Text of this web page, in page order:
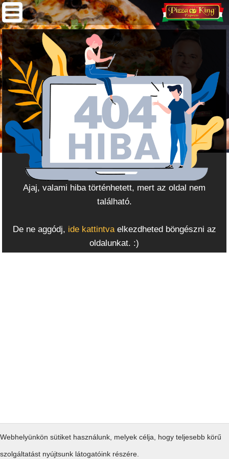
Webhelyünkön sütiket használunk, melyek célja, hogy teljesebb körű
szolgáltatást nyújtsunk látogatóink részére.
Ajaj, valami hiba történhetett, mert az oldal nem
található.
De ne aggódj, ide kattintvaelkezdheted böngészni az
oldalunkat. :)